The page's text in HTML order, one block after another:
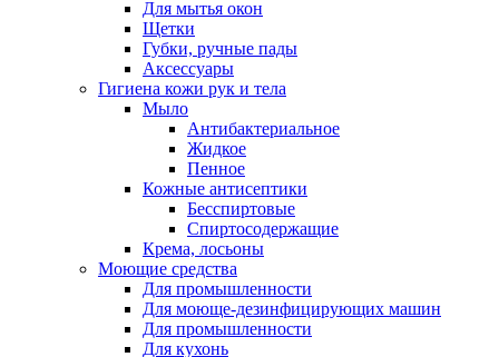
Для мытья окон
Щетки
Губки, ручные пады
Аксессуары
Гигиена кожи рук и тела
Мыло
Антибактериальное
Жидкое
Пенное
Кожные антисептики
Бесспиртовые
Cпиртосодержащие
Крема, лосьоны
Моющие средства
Для промышленности
Для моюще-дезинфицирующих машин
Для промышленности
Для кухонь